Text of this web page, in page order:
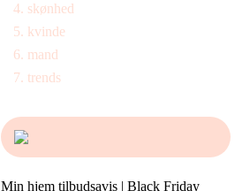
skønhed
kvinde
mand
trends
Min hjem tilbudsavis | Black Friday